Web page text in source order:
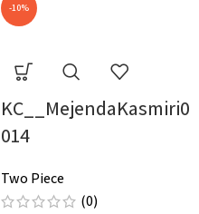
-10%
KC__MejendaKasmiri0
014
Two Piece
(0)